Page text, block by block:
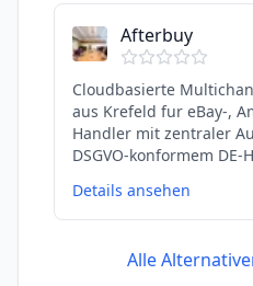
Afterbuy
Cloudbasierte
aus Krefeld fur eBay-,
Handler mit zentraler
DSGVO-konformem DE-
Details ansehen
Alle